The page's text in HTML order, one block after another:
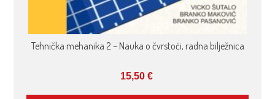
Tehnička mehanika 2 – Nauka o čvrstoći, radna bilježnica
15,50 €